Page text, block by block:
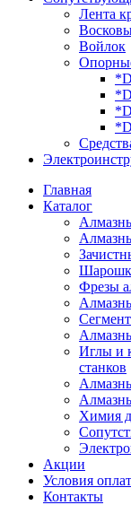
Лента
Войлок
Главная
Каталог
Фрезы
Сегмент
Иглы и
станков
Химия
Акции
Условия
Контакты